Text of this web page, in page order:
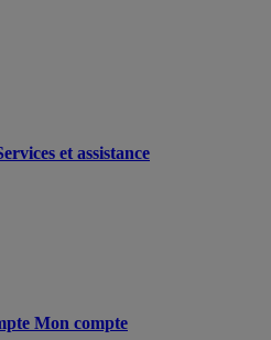
et assistance
Mon compte